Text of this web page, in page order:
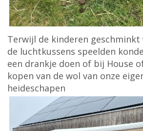
Terwijl de kinderen geschminkt
de luchtkussens speelden
een drankje doen of bij House
kopen van de wol van onze
heideschapen